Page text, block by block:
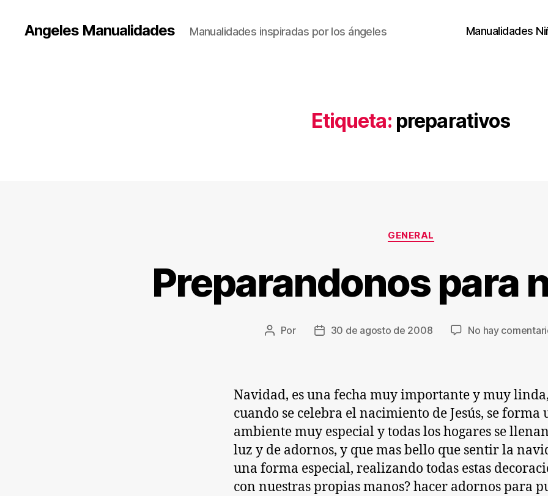
Angeles Manualidades Manualidades inspiradas por los ángeles Manualidades
Etiqueta: preparativos
Categorías
GENERAL
Preparandonos para
Autor
Por
Fecha30 de agosto de 2008 No hay
Navidad, es una fecha muy importante y muy
cuando se celebra el nacimiento de Jesús, se forma
ambiente muy especial y todas los hogares se
luz y de adornos, y que mas bello que sentir la
una forma especial, realizando todas estas
con nuestras propias manos? hacer adornos para